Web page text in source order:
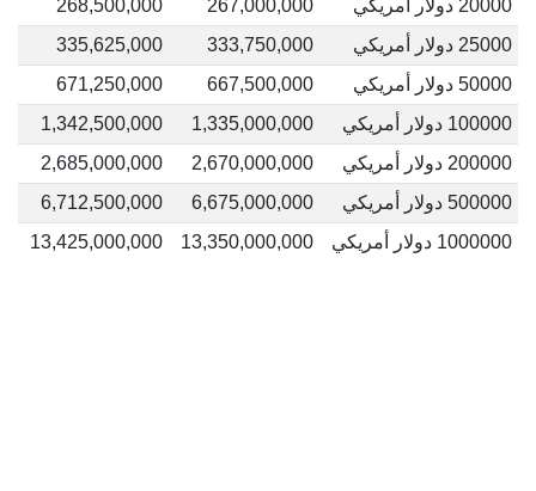
20000 دولار أمريكي 267,000,000
268,500,000
25000 دولار أمريكي
333,750,000
335,625,000
50000 دولار أمريكي
667,500,000
671,250,000
100000 دولار أمريكي
1,335,000,000
1,342,500,000
200000 دولار أمريكي
2,670,000,000
2,685,000,000
500000 دولار أمريكي
6,675,000,000
6,712,500,000
1000000 دولار أمريكي
13,350,000,000
13,425,000,000